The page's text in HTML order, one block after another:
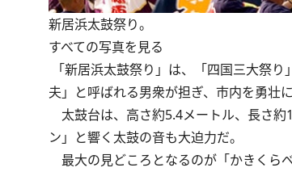
新居浜太鼓祭り。
すべての写真を見る
「新居浜太鼓祭り」は、「四国三大祭
夫」と呼ばれる男衆が担ぎ、市内を勇壮に
太鼓台は、高さ約5.4メートル、長さ約
ン」と響く太鼓の音も大迫力だ。
最大の見どころとなるのが「かきくら